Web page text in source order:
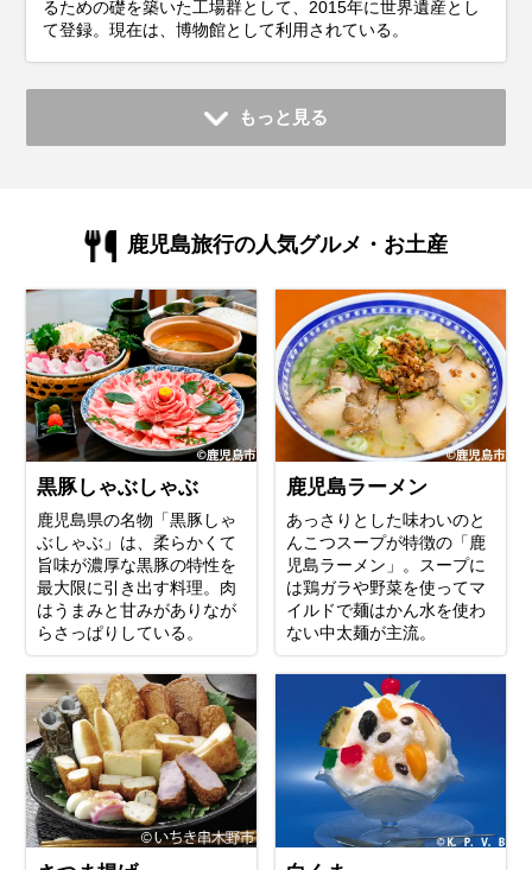
るための礎を築いた工場群として、2015年に世界遺産とし
て登録。現在は、博物館として利用されている。
もっと見る
鹿児島旅行の人気グルメ・お土産
黒豚しゃぶしゃぶ
鹿児島県の名物「黒豚しゃ
ぶしゃぶ」は、柔らかくて
旨味が濃厚な黒豚の特性を
最大限に引き出す料理。肉
はうまみと甘みがありなが
らさっぱりしている。
鹿児島ラーメン
あっさりとした味わいのと
んこつスープが特徴の「鹿
児島ラーメン」。スープに
は鶏ガラや野菜を使ってマ
イルドで麺はかん水を使わ
ない中太麺が主流。